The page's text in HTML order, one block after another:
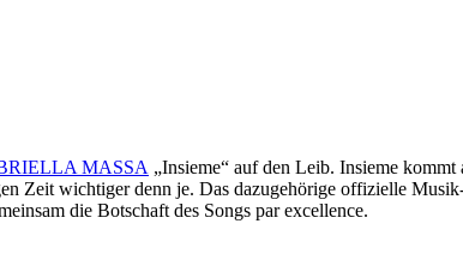
MASSA „Insieme“ auf den Leib. Insieme
Zeit wichtiger denn je. Das dazugehörige offizielle
die Botschaft des Songs par excellence.